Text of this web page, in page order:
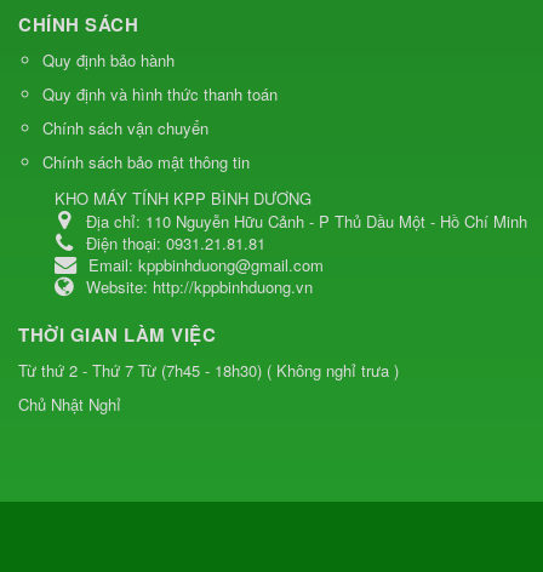
CHÍNH SÁCH
Quy định bảo hành
Quy định và hình thức thanh toán
Chính sách vận chuyển
Chính sách bảo mật thông tin
KHO MÁY TÍNH KPP BÌNH DƯƠNG
Địa chỉ: 110 Nguyễn Hữu Cảnh - P Thủ Dầu Một - Hồ Chí Minh
Điện thoại: 0931.21.81.81
Email: kppbinhduong@gmail.com
Website: http://kppbinhduong.vn
THỜI GIAN LÀM VIỆC
Từ thứ 2 - Thứ 7 Từ (7h45 - 18h30) ( Không nghỉ trưa )
Chủ Nhật Nghỉ